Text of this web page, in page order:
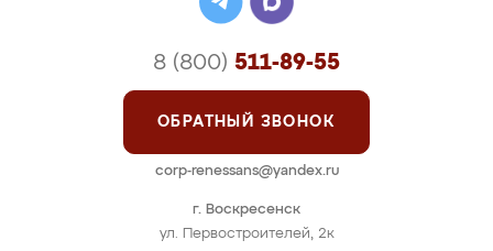
г. Воскресенск
ул. Первостроителей, 2к
8 (800) 511-89-55
ОБРАТНЫЙ ЗВОНОК
corp-renessans@yandex.ru